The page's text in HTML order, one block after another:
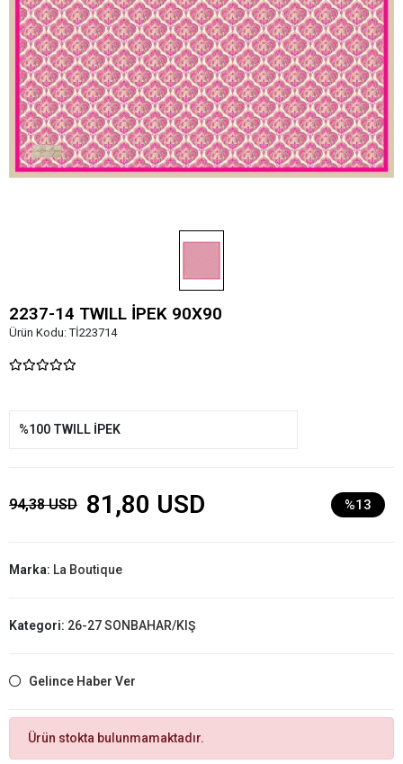
2237-14 TWILL İPEK 90X90
Ürün Kodu:Tİ223714
%100 TWILL İPEK
94,38 USD 81,80 USD %13
Marka: La Boutique
Kategori: 26-27 SONBAHAR/KIŞ
Gelince Haber Ver
Ürün stokta bulunmamaktadır.